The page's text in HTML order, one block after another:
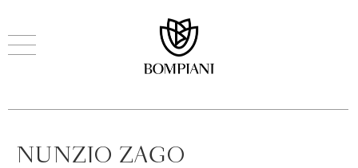
NUNZIO ZAGO